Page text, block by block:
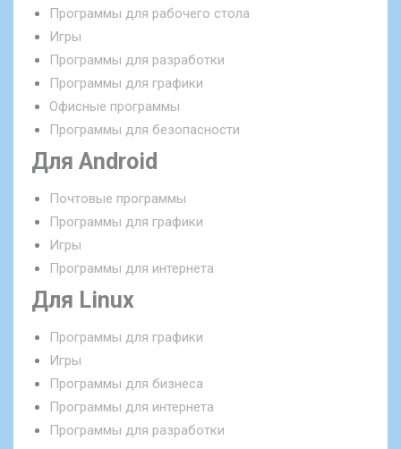
Программы для рабочего стола
Игры
Программы для разработки
Программы для графики
Офисные программы
Программы для безопасности
Для Android
Почтовые программы
Программы для графики
Игры
Программы для интернета
Для Linux
Программы для графики
Игры
Программы для бизнеса
Программы для интернета
Программы для разработки